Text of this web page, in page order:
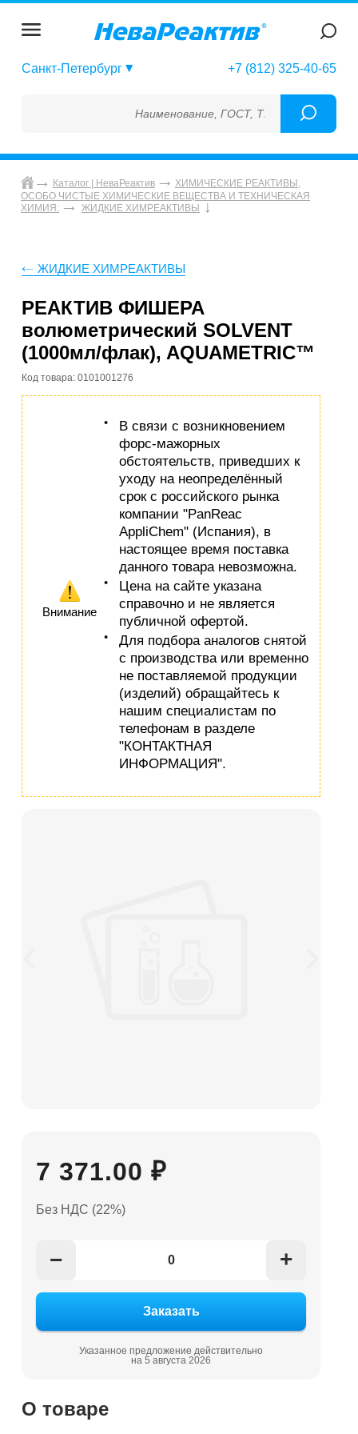
Санкт-Петербург +7 (812) 325-40-65
Наименование, ГОСТ, ТУ, ГСО, МСО, ОСО,
Каталог | НеваРеактив
ХИМИЧЕСКИЕ РЕАКТИВЫ,
ОСОБО ЧИСТЫЕ ХИМИЧЕСКИЕ ВЕЩЕСТВА И ТЕХНИЧЕСКАЯ
ХИМИЯ:
ЖИДКИЕ ХИМРЕАКТИВЫ
ЖИДКИЕ ХИМРЕАКТИВЫ
РЕАКТИВ ФИШЕРА
волюметрический SOLVENT
(1000мл/флак), AQUAMETRIC™
Код товара: 0101001276
Внимание
В связи с возникновением
форс-мажорных
обстоятельств, приведших к
уходу на неопределённый
срок с российского рынка
компании "PanReac
AppliChem" (Испания), в
настоящее время поставка
данного товара невозможна.
Цена на сайте указана
справочно и не является
публичной офертой.
Для подбора аналогов снятой
с производства или временно
не поставляемой продукции
(изделий) обращайтесь к
нашим специалистам по
телефонам в разделе
"КОНТАКТНАЯ
ИНФОРМАЦИЯ".
7 371.00 ₽
Без НДС (22%)
− +
Указанное предложение действительно
на 5 августа 2026
О товаре